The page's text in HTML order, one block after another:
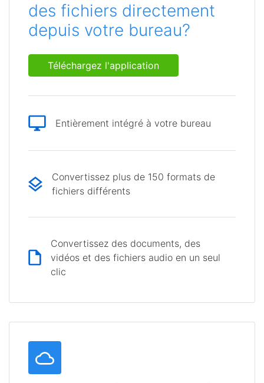
des fichiers directement
depuis votre bureau?
Téléchargez l'application
Entièrement intégré à votre bureau
Convertissez plus de 150 formats de
fichiers différents
Convertissez des documents, des
vidéos et des fichiers audio en un seul
clic